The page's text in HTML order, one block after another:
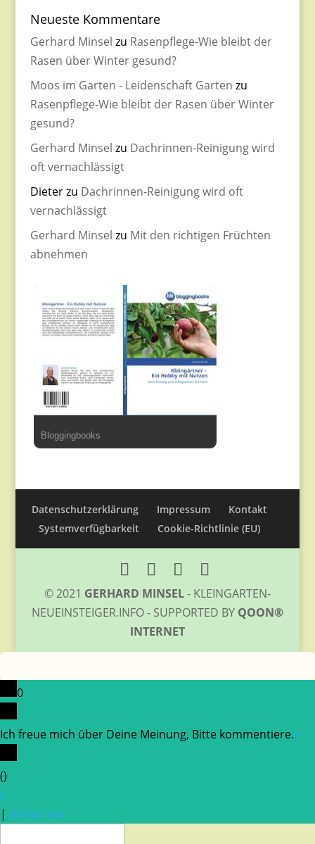
Neueste Kommentare
Gerhard Minsel zu Rasenpflege-Wie bleibt der
Rasen über Winter gesund?
Moos im Garten - Leidenschaft Garten zu
Rasenpflege-Wie bleibt der Rasen über Winter
gesund?
Gerhard Minsel zu Dachrinnen-Reinigung wird
oft vernachlässigt
Dieterzu Dachrinnen-Reinigung wird oft
vernachlässigt
Gerhard Minsel zu Mit den richtigen Früchten
abnehmen
Bloggingbooks
Datenschutzerklärung Impressum
Kontakt
Systemverfügbarkeit
Cookie-Richtlinie (EU)
© 2021 GERHARD MINSEL- KLEINGARTEN-
NEUEINSTEIGER.INFO - SUPPORTED BY QOON®
INTERNET
0
Ich freue mich über Deine Meinung, Bitte kommentiere.x
()
x
| Antworten